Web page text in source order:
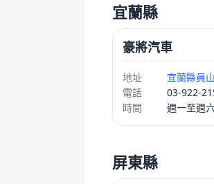
宜蘭縣
豪將汽車
地址
宜蘭縣員
電話
03-922-
時間
週一至週
屏東縣